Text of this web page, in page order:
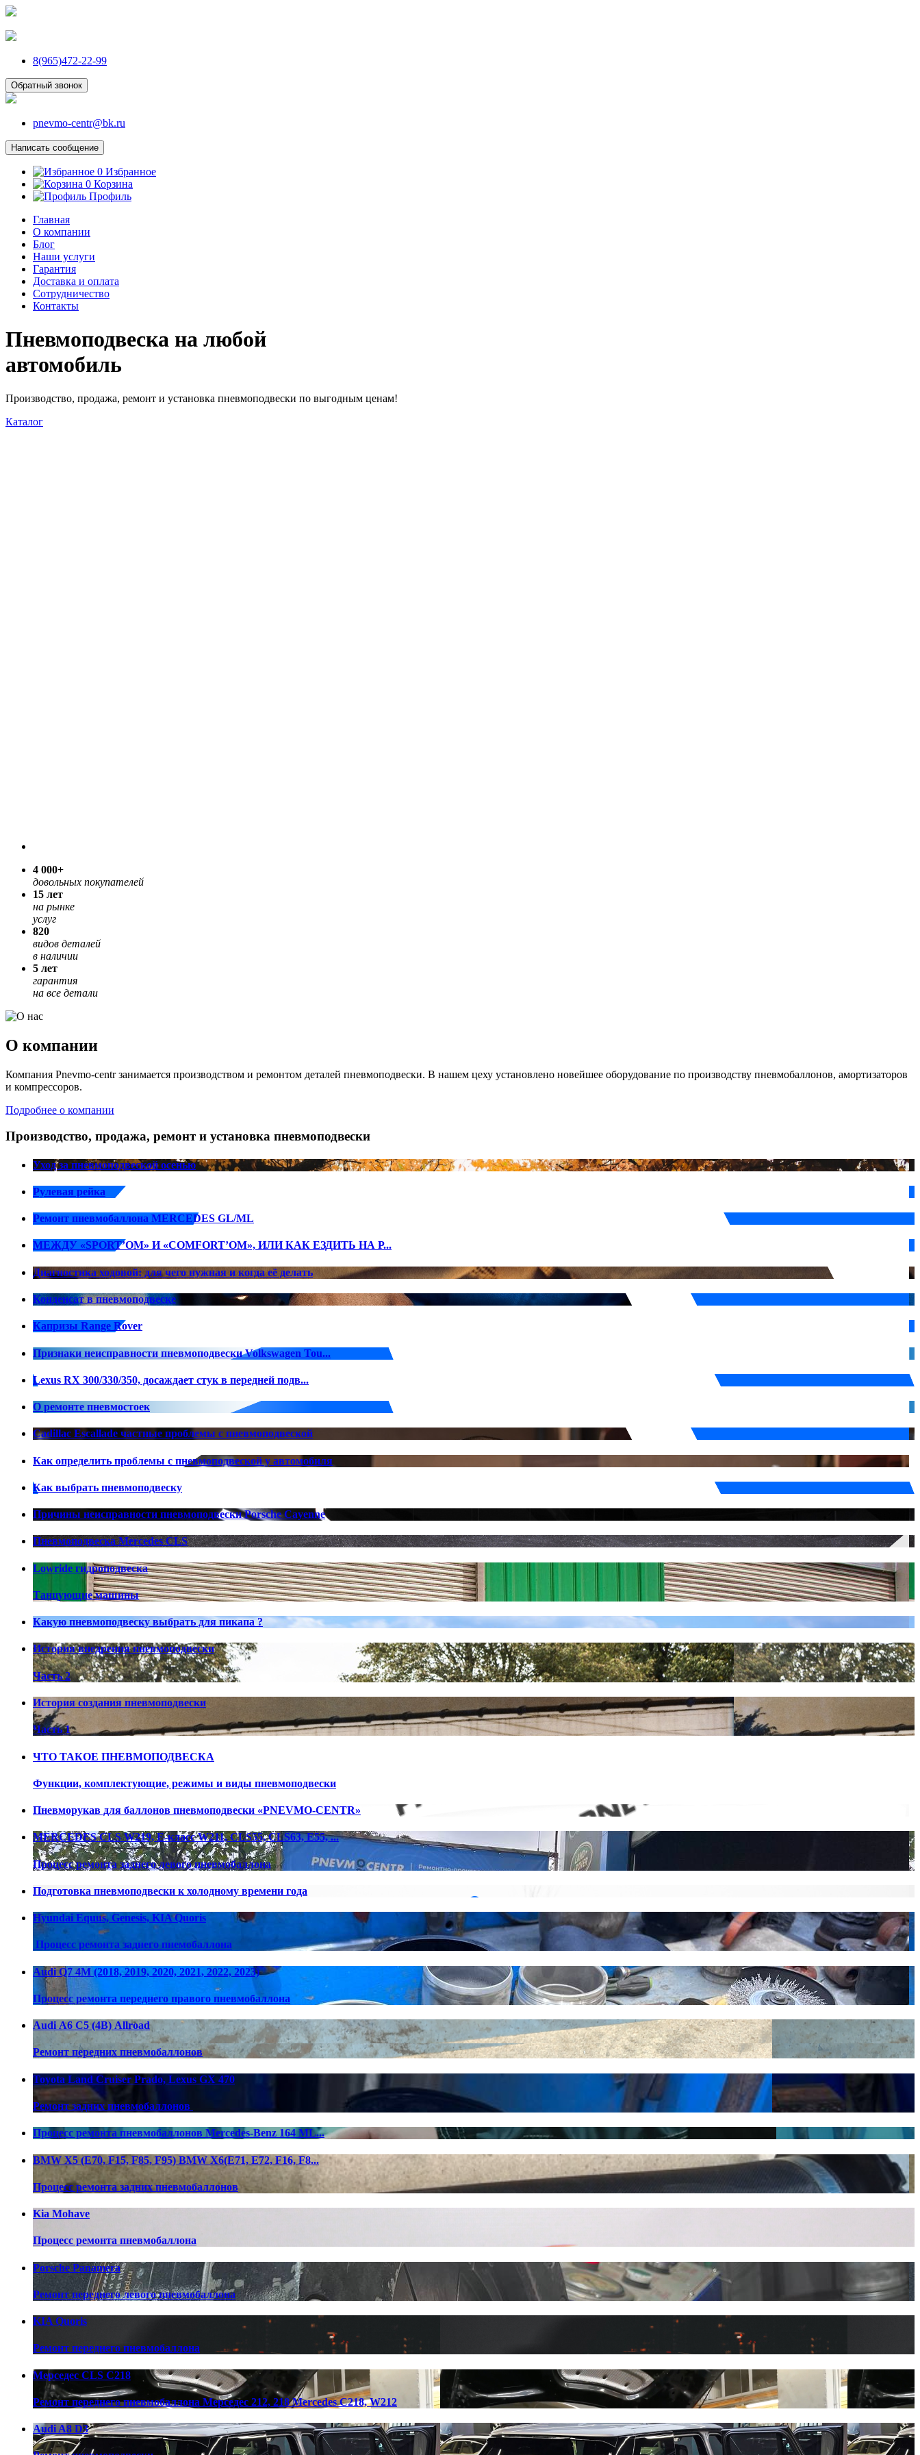
8(965)472-22-99
Обратный звонок
pnevmo-centr@bk.ru
Написать сообщение
0 Избранное
0 Корзина
Профиль
Главная
О компании
Блог
Наши услуги
Гарантия
Доставка и оплата
Сотрудничество
Контакты
Пневмоподвеска на любой
автомобиль
Производство, продажа, ремонт и установка пневмоподвески по выгодным ценам!
Каталог
4 000+
довольных покупателей
15 лет
на рынке
услуг
820
видов деталей
в наличии
5 лет
гарантия
на все детали
О компании
Компания Pnevmo-centr занимается производством и ремонтом деталей пневмоподвески. В нашем цеху установлено новейшее оборудование по производству пневмобаллонов, амортизаторов
и компрессоров.
Подробнее о компании
Производство, продажа, ремонт и установка пневмоподвески
Уход за пневмоподвеской осенью
Рулевая рейка
Ремонт пневмобаллона MERCEDES GL/ML
МЕЖДУ «SPORT’ОМ» И «COMFORT’ОМ», ИЛИ КАК ЕЗДИТЬ НА Р...
Диагностика ходовой: для чего нужная и когда её делать
Конденсат в пневмоподвеске
Капризы Range Rover
Признаки неисправности пневмоподвески Volkswagen Tou...
Lexus RX 300/330/350, досаждает стук в передней подв...
О ремонте пневмостоек
Cadillac Escallade частные проблемы с пневмоподвеской
Как определить проблемы с пневмоподвеской у автомобиля
Как выбрать пневмоподвеску
Причины неисправности пневмоподвески Porsche Cayenne
Пневмоподвеска Mercedes CLS
Lowride гидроподвеска
Танцующие машины
Какую пневмоподвеску выбрать для пикапа ?
История внедрения пневмоподвески
Часть 2
История создания пневмоподвески
Часть 1
ЧТО ТАКОЕ ПНЕВМОПОДВЕСКА
Функции, комплектующие, режимы и виды пневмоподвески
Пневморукав для баллонов пневмоподвески «PNEVMO-CENTR»
MERCEDES CLS W219, E-класс W211, CLS55, CLS63, E55, ...
Процесс ремонта заднего левого пневмобаллона
Подготовка пневмоподвески к холодному времени года
Hyundai Equus, Genesis, KIA Quoris
Процесс ремонта заднего пнемобаллона
Audi Q7 4M (2018, 2019, 2020, 2021, 2022, 2023)
Процесс ремонта переднего правого пневмобаллона
Audi А6 С5 (4В) Allroad
Ремонт передних пневмобаллонов
Toyota Land Cruiser Prado, Lexus GX 470
Ремонт задних пневмобаллонов
Процесс ремонта пневмобаллонов Mercedes-Benz 164 ML...
BMW X5 (E70, F15, F85, F95) BMW X6(E71, E72, F16, F8...
Процесс ремонта задних пневмобаллонов
Kia Mohave
Процесс ремонта пневмобаллона
Porsche Panamera
Ремонт переднего левого пневмобаллона
KIA Quoris
Ремонт переднего пневмобаллона
Мерседес CLS C218
Ремонт переднего пневмобаллона Мерседес 212, 218 Mercedes C218, W212
Audi A8 D3